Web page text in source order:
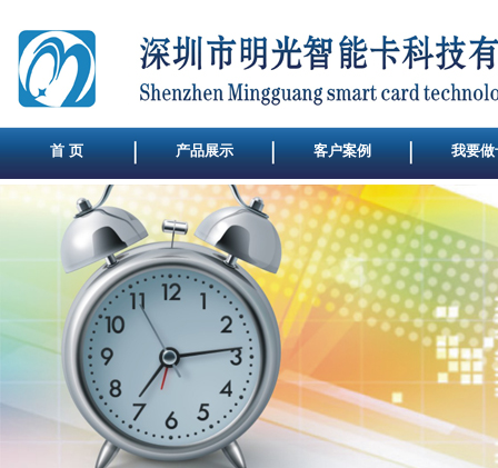
首 页 产品展示 客户案例 我要做